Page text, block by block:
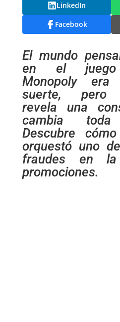
LinkedIn
Facebook
El mundo
en el juego
Monopoly
suerte, pero
revela una
cambia toda
Descubre
orquestó uno
fraudes en
promociones.